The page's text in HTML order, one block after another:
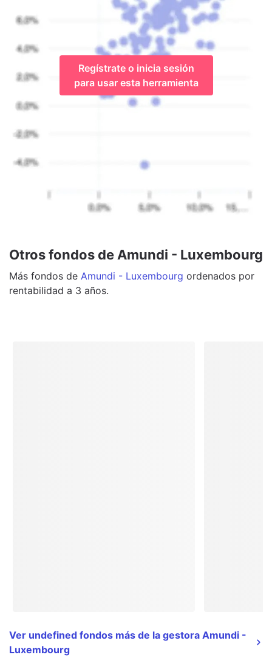
Regístrate o inicia sesión
para usar esta herramienta
Otros fondos de Amundi - Luxembourg
Más fondos de Amundi - Luxembourg ordenados por
rentabilidad a 3 años.
Ver undefined fondos más de la gestora Amundi -
Luxembourg